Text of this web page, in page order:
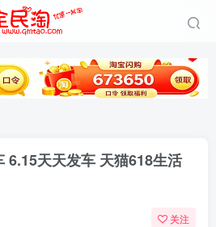
6.15天天发车 天猫618生活
关注